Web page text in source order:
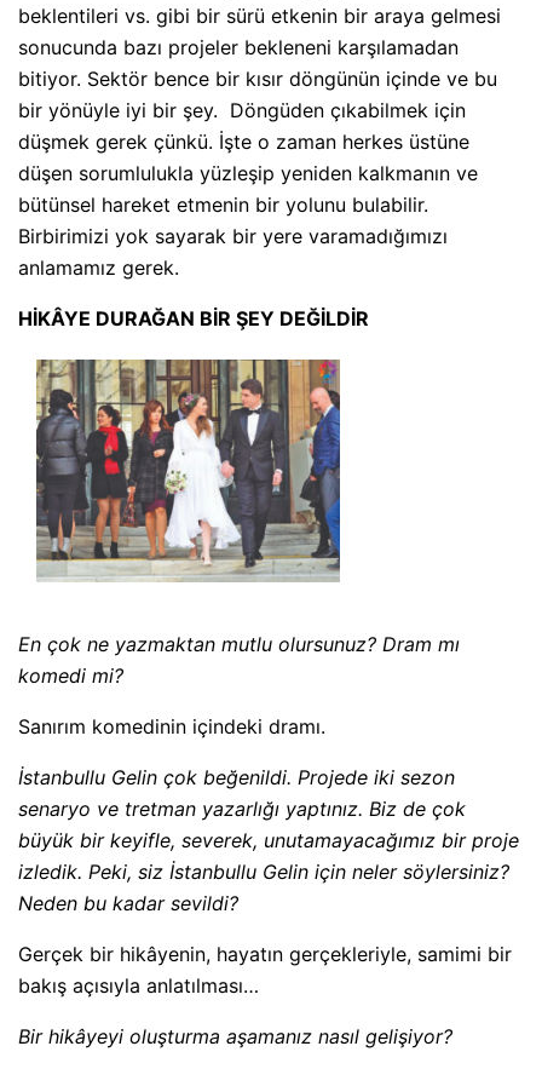
beklentileri vs. gibi bir sürü etkenin bir araya gelmesi
sonucunda bazı projeler bekleneni karşılamadan
bitiyor. Sektör bence bir kısır döngünün içinde ve bu
bir yönüyle iyi bir şey. Döngüden çıkabilmek için
düşmek gerek çünkü. İşte o zaman herkes üstüne
düşen sorumlulukla yüzleşip yeniden kalkmanın ve
bütünsel hareket etmenin bir yolunu bulabilir.
Birbirimizi yok sayarak bir yere varamadığımızı
anlamamız gerek.
HİKÂYE DURAĞAN BİR ŞEY DEĞİLDİR
En çok ne yazmaktan mutlu olursunuz? Dram mı
komedi mi?
Sanırım komedinin içindeki dramı.
İstanbullu Gelin çok beğenildi. Projede iki sezon
senaryo ve tretman yazarlığı yaptınız. Biz de çok
büyük bir keyifle, severek, unutamayacağımız bir proje
izledik. Peki, siz İstanbullu Gelin için neler söylersiniz?
Neden bu kadar sevildi?
Gerçek bir hikâyenin, hayatın gerçekleriyle, samimi bir
bakış açısıyla anlatılması…
Bir hikâyeyi oluşturma aşamanız nasıl gelişiyor?